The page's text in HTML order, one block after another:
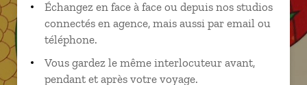
Échangez en face à face ou depuis nos studios
connectés en agence, mais aussi par email ou
téléphone.
Vous gardez le même interlocuteur avant,
pendant et après votre voyage.